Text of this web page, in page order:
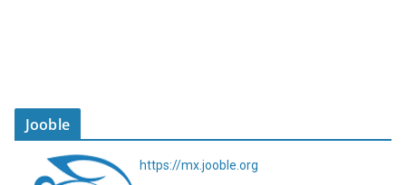
Jooble
https://mx.jooble.org